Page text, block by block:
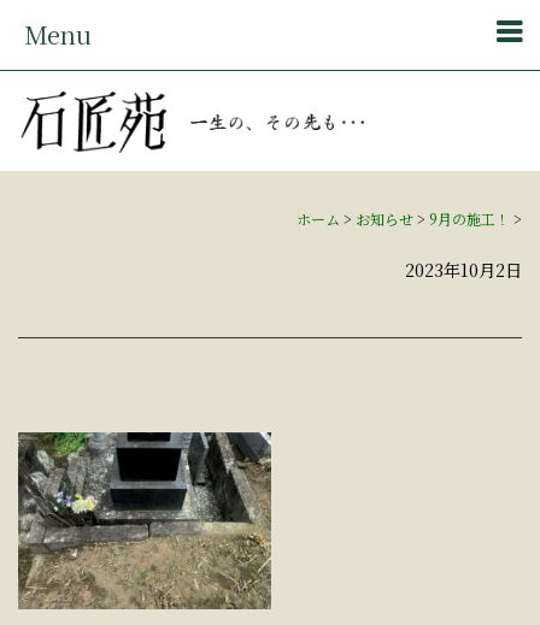
Menu
ホーム > お知らせ> 9月の施工！ >
2023年10月2日